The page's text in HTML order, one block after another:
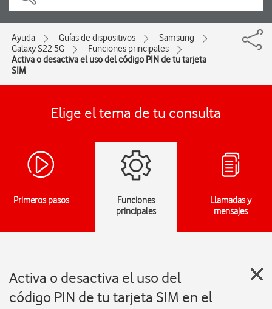
Ayuda Guías de dispositivos
Samsung
Galaxy S22 5G
Funciones principales
Activa o desactiva el uso del código PIN de tu tarjeta
SIM
Elige el tema de tu consulta
Primeros pasos
Funciones
principales
Llamadas y
mensajes
Activa o desactiva el uso del
código PIN de tu tarjeta SIM en el